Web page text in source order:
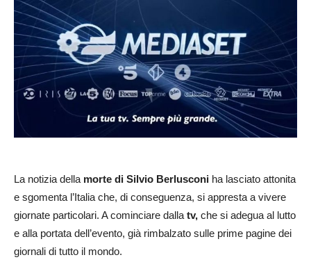
La notizia della morte di Silvio Berlusconi ha lasciato attonita
e sgomenta l’Italia che, di conseguenza, si appresta a vivere
giornate particolari. A cominciare dalla tv, che si adegua al lutto
e alla portata dell’evento, già rimbalzato sulle prime pagine dei
giornali di tutto il mondo.